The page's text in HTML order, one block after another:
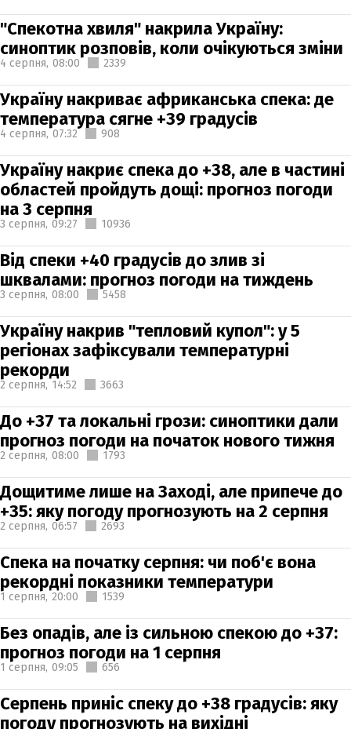
"Спекотна хвиля" накрила Україну:
синоптик розповів, коли очікуються зміни
4 серпня, 08:00 2339
Україну накриває африканська спека: де
температура сягне +39 градусів
4 серпня, 07:32 908
Україну накриє спека до +38, але в частині
областей пройдуть дощі: прогноз погоди
на 3 серпня
3 серпня, 09:27 10936
Від спеки +40 градусів до злив зі
шквалами: прогноз погоди на тиждень
3 серпня, 08:00 5458
Україну накрив "тепловий купол": у 5
регіонах зафіксували температурні
рекорди
2 серпня, 14:52 3663
До +37 та локальні грози: синоптики дали
прогноз погоди на початок нового тижня
2 серпня, 08:00 1793
Дощитиме лише на Заході, але припече до
+35: яку погоду прогнозують на 2 серпня
2 серпня, 06:57 2693
Спека на початку серпня: чи поб'є вона
рекордні показники температури
1 серпня, 20:00 1539
Без опадів, але із сильною спекою до +37:
прогноз погоди на 1 серпня
1 серпня, 09:05 656
Серпень приніс спеку до +38 градусів: яку
погоду прогнозують на вихідні